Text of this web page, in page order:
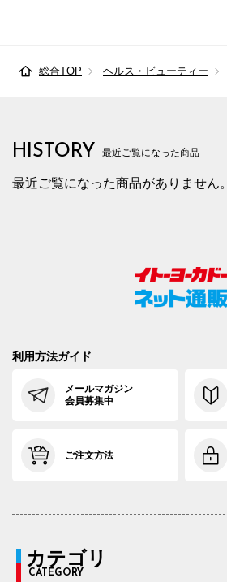
総合TOP ヘルス・ビューティー
HISTORY 最近ご覧になった商品
最近ご覧になった商品がありません。
利用方法ガイド
メールマガジン
会員募集中
ご注文方法
カテゴリ
CATEGORY